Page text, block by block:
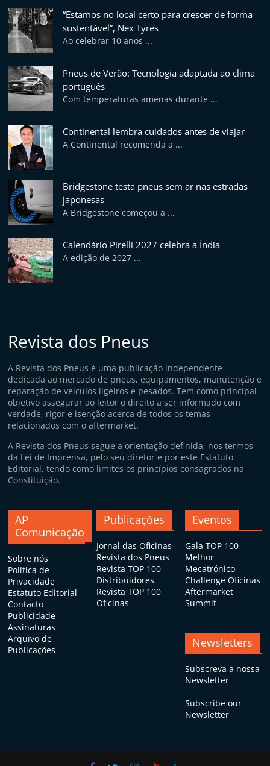
o
s
“Estamos no local certo para crescer de forma
sustentável”, Nex Tyres
Ao celebrar 10 anos ...
Pneus de Verão: Tecnologia adaptada ao clima
português
Com temperaturas amenas durante ...
Continental lembra cuidados antes de viajar
A Continental recomenda a ...
Bridgestone testa pneus sem ar nas estradas
japonesas
A Bridgestone começou a ...
Calendário Pirelli 2027 celebra a Índia
A edição de 2027 ...
Revista dos Pneus
A Revista dos Pneus é uma publicação independente
dedicada ao mercado de pneus, equipamentos, manutenção e
reparação de veículos ligeiros e pesados. Tem como principal
objetivo assegurar ao leitor o direito a ser informado com
verdade, rigor e isenção acerca de todos os temas
relacionados com o aftermarket.
A Revista dos Pneus segue a orientação definida, nos termos
da Lei de Imprensa, pelo seu diretor e por este Estatuto
Editorial, tendo como limites os princípios consagrados na
Constituição.
AP
Comunicação
Sobre nós
Política de
Privacidade
Estatuto Editorial
Contacto
Publicidade
Assinaturas
Arquivo de
Publicações
Publicações
Jornal das Oficinas
Revista dos Pneus
Revista TOP 100
Distribuidores
Revista TOP 100
Oficinas
Eventos
Gala TOP 100
Melhor
Mecatrónico
Challenge Oficinas
Aftermarket
Summit
Newsletters
Subscreva a nossa
Newsletter
Subscribe our
Newsletter